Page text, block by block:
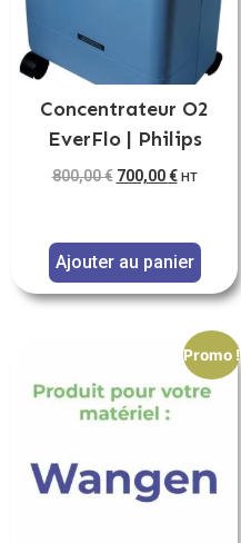
Concentrateur O2
EverFlo | Philips
800,00€ 700,00€ HT
Ajouter au panier
Promo !